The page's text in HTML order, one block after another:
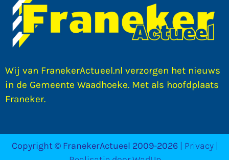
Wij van FranekerActueel.nl verzorgen het nieuws
in de Gemeente Waadhoeke. Met als hoofdplaats
Franeker.
Copyright © FranekerActueel 2009-2026 | Privacy |